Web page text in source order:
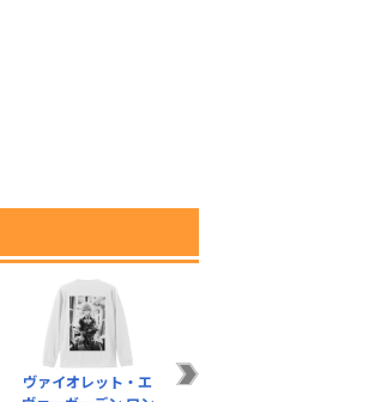
ヴァイオレット・エ
霞柱 時透無一郎 Tシ